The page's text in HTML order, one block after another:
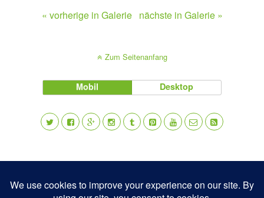
« vorherige in Galerie nächste in Galerie »
Zum Seitenanfang
Mobil Desktop